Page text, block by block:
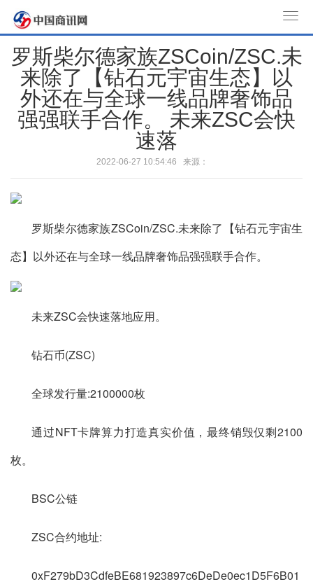
o
g
i
t
罗斯柴尔德家族ZSCoin/ZSC.未
来除了【钻石元宇宙生态】以
外还在与全球一线品牌奢饰品
强强联手合作。 未来ZSC会快
速落
2022-06-27 10:54:46 来源：
罗斯柴尔德家族ZSCoin/ZSC.未来除了【钻石元宇宙生
态】以外还在与全球一线品牌奢饰品强强联手合作。
未来ZSC会快速落地应用。
钻石币(ZSC)
全球发行量:2100000枚
通过NFT卡牌算力打造真实价值，最终销毁仅剩2100
枚。
BSC公链
ZSC合约地址:
0xF279bD3CdfeBE681923897c6DeDe0ec1D5F6B01